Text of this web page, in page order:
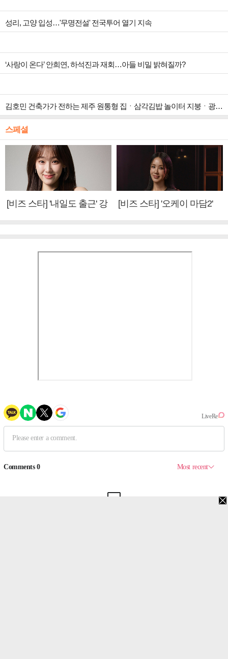
성리, 고양 입성…'무명전설' 전국투어 열기 지속
‘사랑이 온다’ 안희연, 하석진과 재회…아들 비밀 밝혀질까?
김호민 건축가가 전하는 제주 원통형 집ㆍ삼각김밥 놀이터 지붕ㆍ광주 ‘백소헌’ 등 하나뿐인 지붕(건축탐구 집)
스페셜
[비즈 스타] '내일도 출근' 강
[비즈 스타] '오케이 마담2'